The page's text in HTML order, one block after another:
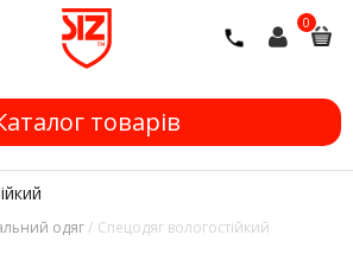
0
товарів
одяг Спецодяг вологостійкий